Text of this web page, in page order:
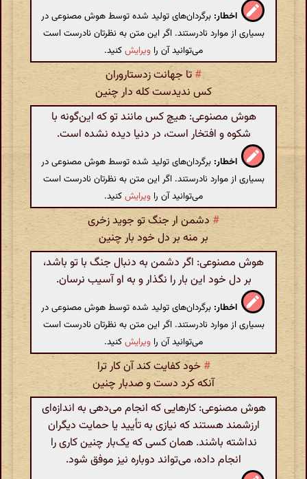
اخطار: برگردان‌های تولید شده توسط هوش مصنوعی در
بسیاری از موارد نادرستند. اگر این متن به نظرتان نادرست است
می‌توانید آن را ویرایشکنید.
# تا جهانت زدستاروران
کس ندیدست کله دار چنین
هوش مصنوعی: هیچ کس مانند تو که این‌گونه با
شکوه و افتخار است، در دنیا دیده نشده است.
اخطار: برگردان‌های تولید شده توسط هوش مصنوعی در
بسیاری از موارد نادرستند. اگر این متن به نظرتان نادرست است
می‌توانید آن را ویرایشکنید.
#دشمن ار جنگ تو جوید زخری
بر منه بر دل خود بار چنین
هوش مصنوعی: اگر دشمن به دنبال جنگ با تو باشد،
بر دل خود این بار را نگذار و به او آسیب نرسان.
اخطار: برگردان‌های تولید شده توسط هوش مصنوعی در
بسیاری از موارد نادرستند. اگر این متن به نظرتان نادرست است
می‌توانید آن را ویرایشکنید.
# خود کفایت کند آن کار ترا
آنکه کرد دست و صدبار چنین
هوش مصنوعی: کارهایی که انجام می‌دهی به اندازه‌ای
ارزشمند هستند که نیازی به تأیید یا حمایت دیگران
نداشته باشند. همان کسی که یک‌بار چنین کاری را
انجام داده، می‌تواند دوباره نیز موفق شود.